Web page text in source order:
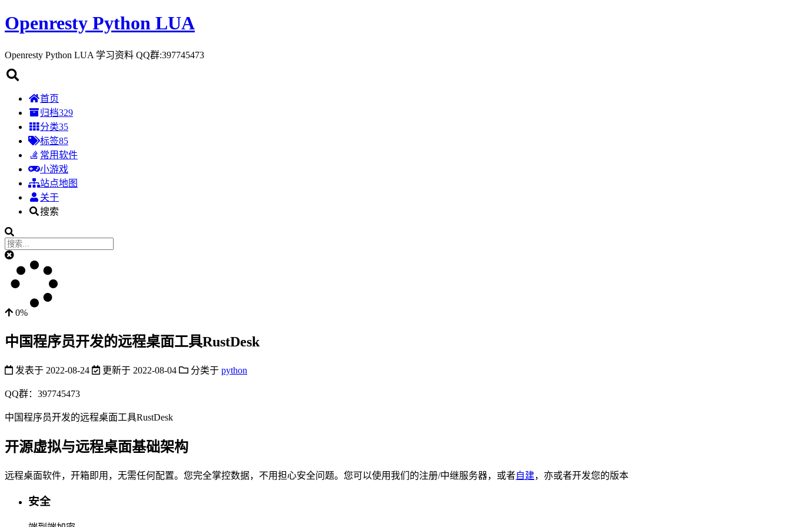
Openresty Python LUA
Openresty Python LUA 学习资料 QQ群:397745473
首页
归档329
分类35
标签85
常用软件
小游戏
站点地图
关于
搜索
0%
中国程序员开发的远程桌面工具RustDesk
发表于 2022-08-24 更新于 2022-08-04 分类于 python
QQ群：397745473
中国程序员开发的远程桌面工具RustDesk
开源虚拟与远程桌面基础架构
远程桌面软件，开箱即用，无需任何配置。您完全掌控数据，不用担心安全问题。您可以使用我们的注册/中继服务器，或者自建，亦或者开发您的版本
安全